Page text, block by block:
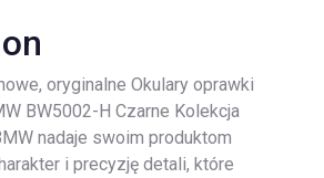
oryginalne Okulary oprawki
BW5002-H Czarne Kolekcja
nadaje swoim produktom
i precyzję detali, które